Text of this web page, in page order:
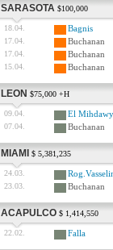
SARASOTA $100,000
18.04. Bagnis
17.04. Buchanan
17.04. Buchanan
15.04. Buchanan
LEON $75,000 +H
09.04. El Mihdawy
07.04. Buchanan
MIAMI $ 5,381,235
24.03.
23.03. Buchanan
ACAPULCO $ 1,414,550
22.02. Falla